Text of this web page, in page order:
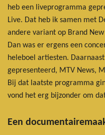
heb een liveprogramma
Live. Dat heb ik samen met
andere variant op Brand
Dan was er ergens een
heleboel artiesten.
gepresenteerd, MTV News,
Bij dat laatste programma
vond het erg bijzonder om
Een